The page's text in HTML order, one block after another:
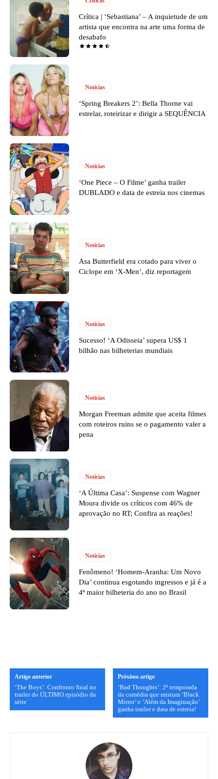
Crítica | ‘Sebastiana’ – A inquietude de um
artista que encontra na arte uma forma de
desabafo
Notícias
‘Spring Breakers 2’: Bella Thorne vai
estrelar, roteirizar e dirigir a SEQUÊNCIA
Notícias
‘One Piece – O Filme’ ganha trailer
DUBLADO e data de estreia nos cinemas
Notícias
Asa Butterfield era cotado para viver o
Ciclope em ‘X-Men’, diz reportagem
Notícias
Sucesso! ‘A Odisseia’ supera US$ 1
bilhão nas bilheterias mundiais
Notícias
Morgan Freeman admite que aceita filmes
com roteiros ruins se o pagamento valer a
pena
Notícias
‘A Última Casa’: Suspense com Wagner
Moura divide os críticos com 46% de
aprovação no RT; Confira as reações!
Notícias
Fenômeno! ‘Homem-Aranha: Um Novo
Dia’ continua esgotando ingressos e já é a
4ª maior bilheteria do ano no Brasil
Artigo anterior
‘The Boys’: Confronto final no
trailer do ÚLTIMO episódio da
série
Próximo artigo
‘Bad Thoughts’: 2ª temporada
da comédia que mistura ‘Black
Mirror’ e ‘Além da Imaginação’
ganha trailer e data de estreia!